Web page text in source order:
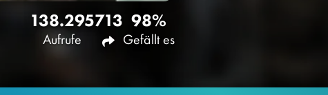
138.295
Aufrufe
713 98%
Gefällt es